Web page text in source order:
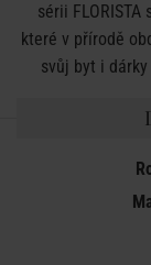
sérii
které v přírodě
svůj byt i